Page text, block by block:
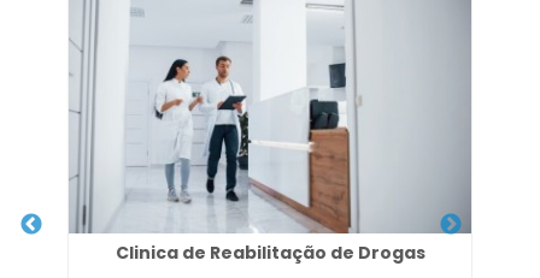
Clinica de Reabilitação de Drogas